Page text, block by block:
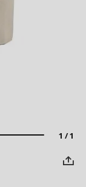
1 / 1